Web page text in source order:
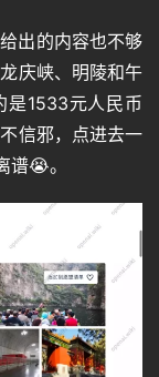
出的内容也不够
庆峡、明陵和午
是1533元人民币
信邪，点进去一
😭。